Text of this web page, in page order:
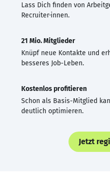
Lass Dich finden von
Recruiter·innen.
21 Mio. Mitglieder
Knüpf neue Kontakte und
besseres Job-Leben.
Kostenlos profitieren
Schon als Basis-Mitglied
deutlich optimieren.
Jetzt